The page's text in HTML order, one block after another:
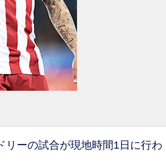
ーの試合が現地時間1日に行わ